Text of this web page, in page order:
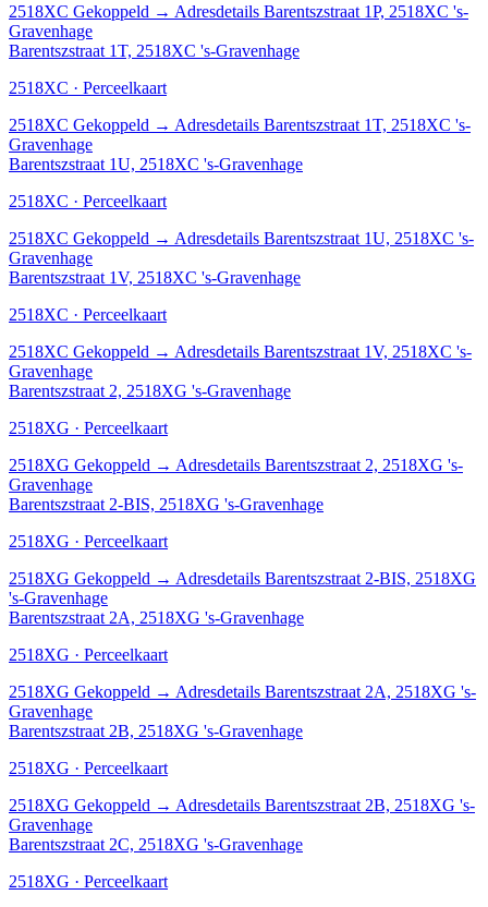
2518XC Gekoppeld → Adresdetails Barentszstraat 1P, 2518XC 's-
Gravenhage
Barentszstraat 1T, 2518XC 's-Gravenhage
2518XC · Perceelkaart
2518XC Gekoppeld → Adresdetails Barentszstraat 1T, 2518XC 's-
Gravenhage
Barentszstraat 1U, 2518XC 's-Gravenhage
2518XC · Perceelkaart
2518XC Gekoppeld → Adresdetails Barentszstraat 1U, 2518XC 's-
Gravenhage
Barentszstraat 1V, 2518XC 's-Gravenhage
2518XC · Perceelkaart
2518XC Gekoppeld → Adresdetails Barentszstraat 1V, 2518XC 's-
Gravenhage
Barentszstraat 2, 2518XG 's-Gravenhage
2518XG · Perceelkaart
2518XG Gekoppeld → Adresdetails Barentszstraat 2, 2518XG 's-
Gravenhage
Barentszstraat 2-BIS, 2518XG 's-Gravenhage
2518XG · Perceelkaart
2518XG Gekoppeld → Adresdetails Barentszstraat 2-BIS, 2518XG
's-Gravenhage
Barentszstraat 2A, 2518XG 's-Gravenhage
2518XG · Perceelkaart
2518XG Gekoppeld → Adresdetails Barentszstraat 2A, 2518XG 's-
Gravenhage
Barentszstraat 2B, 2518XG 's-Gravenhage
2518XG · Perceelkaart
2518XG Gekoppeld → Adresdetails Barentszstraat 2B, 2518XG 's-
Gravenhage
Barentszstraat 2C, 2518XG 's-Gravenhage
2518XG · Perceelkaart